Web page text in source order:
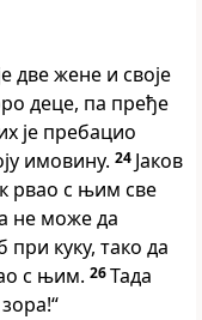
две жене и своје
деце, па пређе
је пребацио
имовину. 24 Јаков
рвао с њим све
не може да
при куку, тако да
с њим. 26Тада